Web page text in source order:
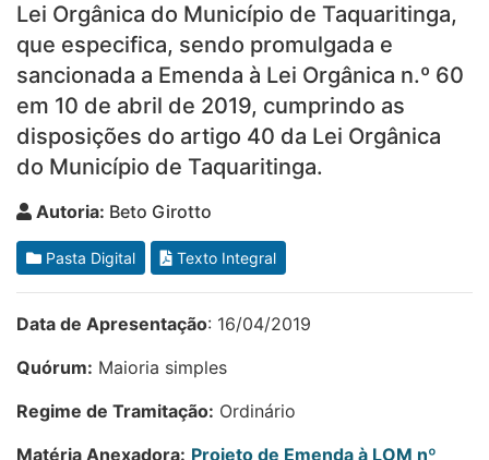
Lei Orgânica do Município de Taquaritinga,
que especifica, sendo promulgada e
sancionada a Emenda à Lei Orgânica n.º 60
em 10 de abril de 2019, cumprindo as
disposições do artigo 40 da Lei Orgânica
do Município de Taquaritinga.
Autoria: Beto Girotto
Pasta Digital Texto Integral
Data de Apresentação: 16/04/2019
Quórum: Maioria simples
Regime de Tramitação: Ordinário
Matéria Anexadora: Projeto de Emenda à LOM nº